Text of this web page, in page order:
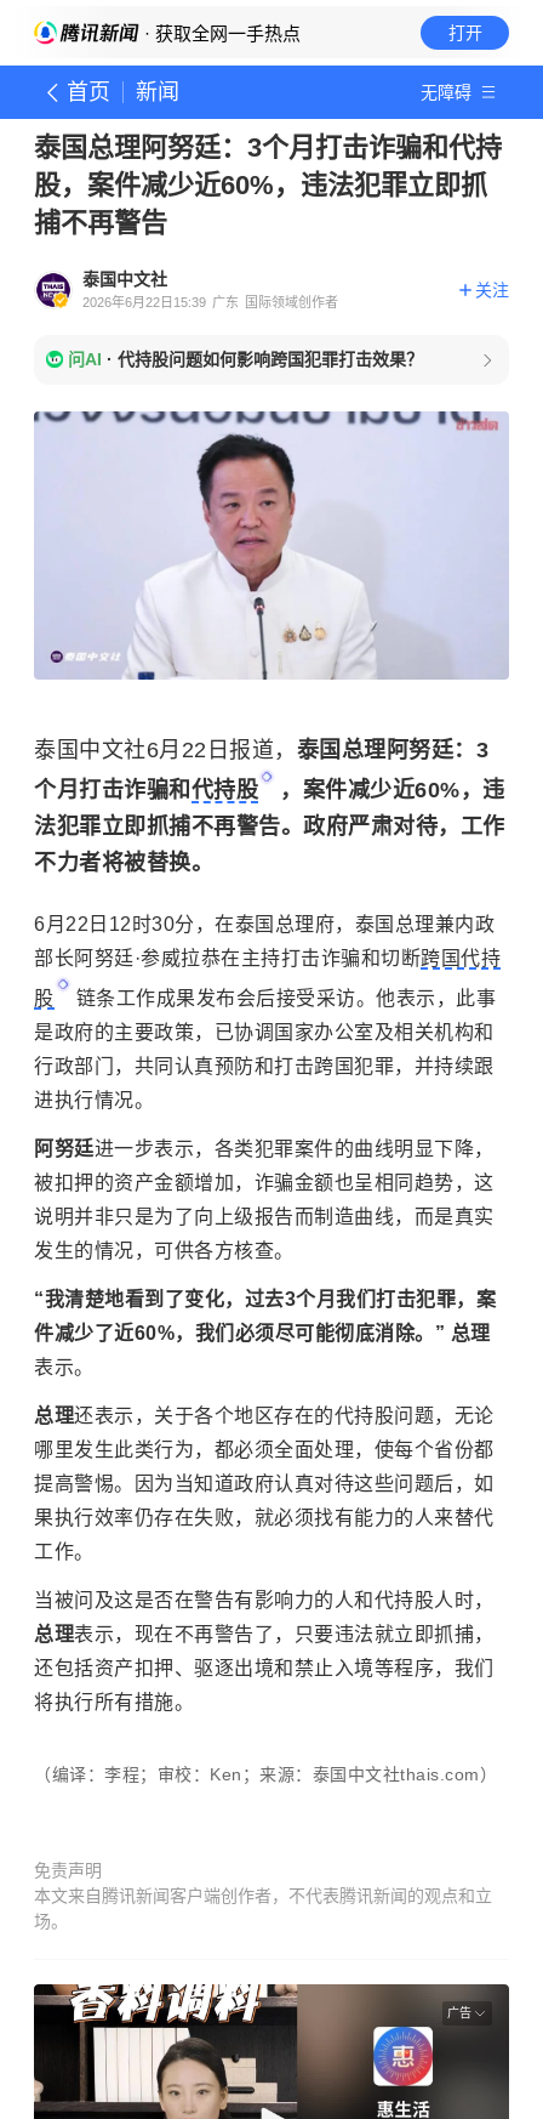
· 获取全网一手热点 打开
首页 新闻 无障碍
泰国总理阿努廷：3个月打击诈骗和代持
股，案件减少近60%，违法犯罪立即抓
捕不再警告
泰国中文社
2026年6月22日15:39 广东 国际领域创作者
关注
问AI · 代持股问题如何影响跨国犯罪打击效果？
泰国中文社6月22日报道， 泰国总理阿努廷：3
个月打击诈骗和 代持股
，案件减少近60%，违
法犯罪立即抓捕不再警告。政府严肃对待，工作
不力者将被替换。
6月22日12时30分，在泰国总理府，泰国总理兼内政
部长阿努廷·参威拉恭在主持打击诈骗和切断跨国代持
股
链条工作成果发布会后接受采访。他表示，此事
是政府的主要政策，已协调国家办公室及相关机构和
行政部门，共同认真预防和打击跨国犯罪，并持续跟
进执行情况。
阿努廷进一步表示，各类犯罪案件的曲线明显下降，
被扣押的资产金额增加，诈骗金额也呈相同趋势，这
说明并非只是为了向上级报告而制造曲线，而是真实
发生的情况，可供各方核查。
“我清楚地看到了变化，过去3个月我们打击犯罪，案
件减少了近60%，我们必须尽可能彻底消除。” 总理
表示。
总理还表示，关于各个地区存在的代持股问题，无论
哪里发生此类行为，都必须全面处理，使每个省份都
提高警惕。因为当知道政府认真对待这些问题后，如
果执行效率仍存在失败，就必须找有能力的人来替代
工作。
当被问及这是否在警告有影响力的人和代持股人时，
总理表示，现在不再警告了，只要违法就立即抓捕，
还包括资产扣押、驱逐出境和禁止入境等程序，我们
将执行所有措施。
（编译：李程；审校：Ken；来源：泰国中文社thais.com）
免责声明
本文来自腾讯新闻客户端创作者，不代表腾讯新闻的观点和立
场。
广告